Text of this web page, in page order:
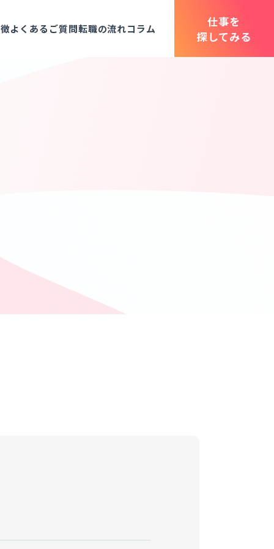
よくあるご質問転職の流れコラム
仕事を
探してみる